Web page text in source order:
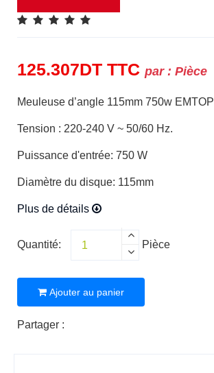
125.307DT TTC par : Pièce
Meuleuse d’angle 115mm 750w EMTOP
Tension : 220-240 V ~ 50/60 Hz.
Puissance d'entrée: 750 W
Diamètre du disque: 115mm
Plus de détails
Quantité: Pièce
Ajouter au panier
Partager :